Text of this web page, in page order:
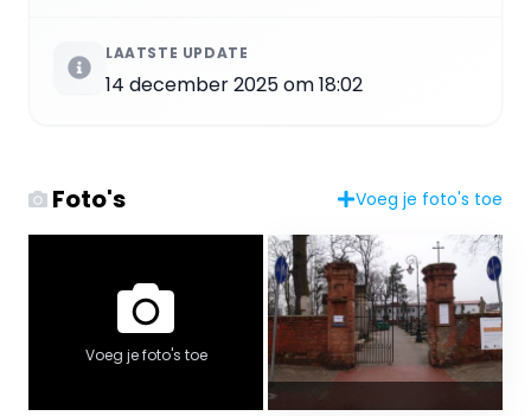
LAATSTE UPDATE
14 december 2025 om 18:02
Foto's Voeg je foto's toe
Voeg je foto's toe